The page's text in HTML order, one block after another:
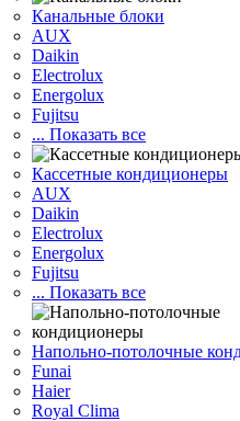
Канальные блоки
AUX
Dаikin
Electrolux
Energolux
Fujitsu
... Показать все
Кассетные кондиционеры
AUX
Daikin
Electrolux
Energolux
Fujitsu
... Показать все
Напольно-потолочные
Funai
Haier
Royal Clima